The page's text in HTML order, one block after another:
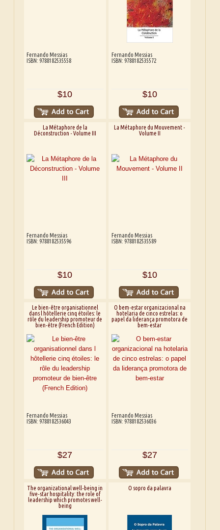
Fernando Messias
ISBN: 9788182535558
$10
Fernando Messias
ISBN: 9788182535572
$10
La Métaphore de la
Déconstruction - Volume III
Fernando Messias
ISBN: 9788182535596
$10
La Métaphore du Mouvement -
Volume II
Fernando Messias
ISBN: 9788182535589
$10
Le bien-être organisationnel
dans l hôtellerie cinq étoiles: le
rôle du leadership promoteur de
bien-être (French Edition)
Fernando Messias
ISBN: 9788182536043
$27
O bem-estar organizacional na
hotelaria de cinco estrelas: o
papel da liderança promotora de
bem-estar
Fernando Messias
ISBN: 9788182536036
$27
The organizational well-being in
five-star hospitality: the role of
leadership which promotes well-
being
O sopro da palavra